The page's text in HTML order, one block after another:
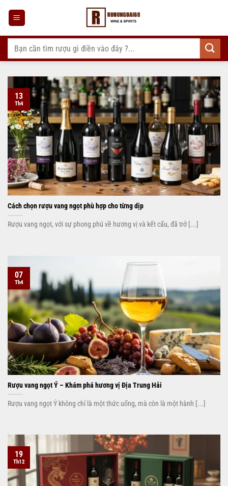
dung
Tìm
kiếm:
Cách chọn rượu vang ngọt phù hợp cho từng dịp
Rượu vang ngọt, với sự phong phú về hương vị và kết cấu, đã trở [...]
13
Th4
Rượu vang ngọt Ý – Khám phá hương vị Địa Trung Hải
Rượu vang ngọt Ý không chỉ là một thức uống, mà còn là một hành [...]
07
Th4
19
Th12